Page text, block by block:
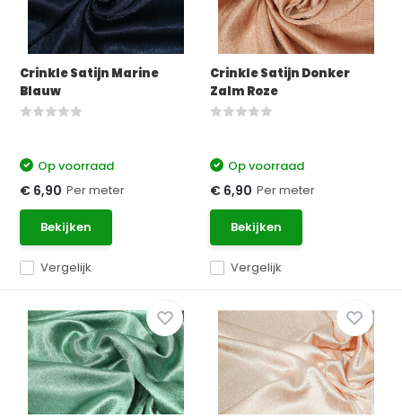
Crinkle Satijn Marine
Blauw
Vergelijk
Op voorraad
€ 6,90 Per meter
Bekijken
Crinkle Satijn Donker
Zalm Roze
Vergelijk
Op voorraad
€ 6,90 Per meter
Bekijken